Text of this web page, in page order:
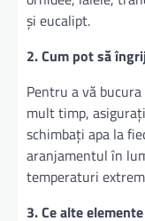
și eucalipt.
2. Cum pot să
Pentru a vă
mult timp,
schimbați apa la
aranjamentul în
temperaturi
3. Ce alte